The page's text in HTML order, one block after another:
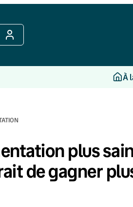
Menu
À
plus
de gagner